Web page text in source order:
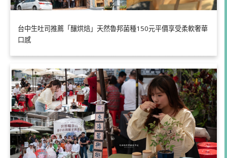
台中生吐司推薦「釀烘焙」天然魯邦菌種150元平價享受柔軟奢華
口感